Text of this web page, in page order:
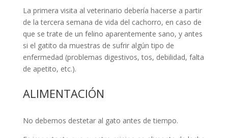
La primera visita al veterinario debería hacerse a partir
de la tercera semana de vida del cachorro, en caso de
que se trate de un felino aparentemente sano, y antes
si el gatito da muestras de sufrir algún tipo de
enfermedad (problemas digestivos, tos, debilidad, falta
de apetito, etc.).
ALIMENTACIÓN
No debemos destetar al gato antes de tiempo.